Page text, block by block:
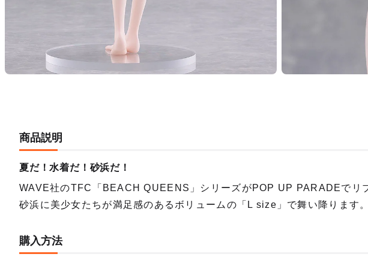
商品説明
夏だ！水着だ！砂浜だ！
WAVE社のTFC「BEACH QUEENS」シリーズがPOP UP PARADEでリ
砂浜に美少女たちが満足感のあるボリュームの「L size」で舞い降ります。
購入方法